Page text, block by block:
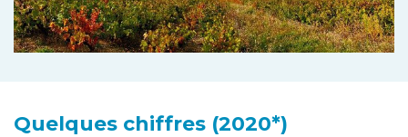
Quelques chiffres (2020*)